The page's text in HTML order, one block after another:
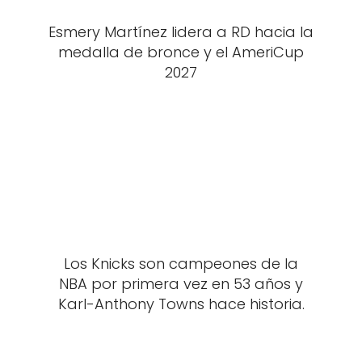
Esmery Martínez lidera a RD hacia la
medalla de bronce y el AmeriCup
2027
Los Knicks son campeones de la
NBA por primera vez en 53 años y
Karl-Anthony Towns hace historia.